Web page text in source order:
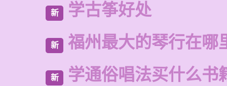
新 学古筝好处
新 福州最大的琴行在哪
新 学通俗唱法买什么书